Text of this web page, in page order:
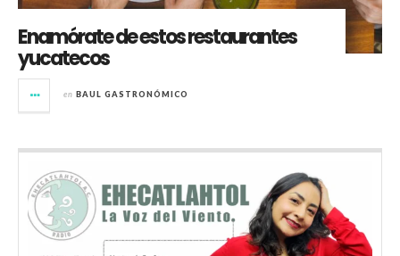
Enamórate de estos restaurantes
yucatecos
en BAUL GASTRONÓMICO